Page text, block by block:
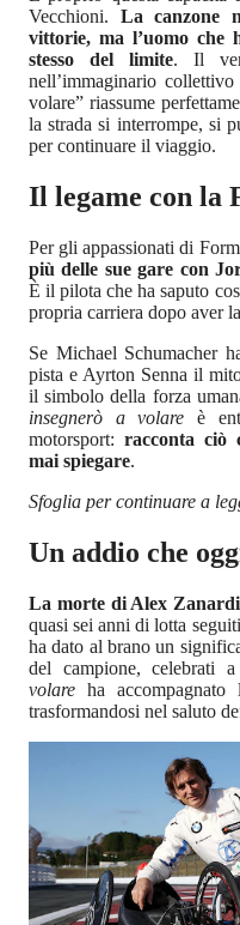
Vecchioni. La canzone
vittorie, ma l’uomo che
stesso del limite. Il
nell’immaginario
volare” riassume
la strada si interrompe, si
per continuare il viaggio.
Il legame con la
Per gli appassionati di
più delle sue gare con
È il pilota che ha saputo
propria carriera dopo aver
Se Michael Schumacher
pista e Ayrton Senna il
il simbolo della forza
insegnerò a volare è
motorsport: racconta ciò
mai spiegare.
Sfoglia per continuare a
Un addio che
La morte di Alex
quasi sei anni di lotta
ha dato al brano un
del campione, celebrati
volare ha accompagnato
trasformandosi nel saluto